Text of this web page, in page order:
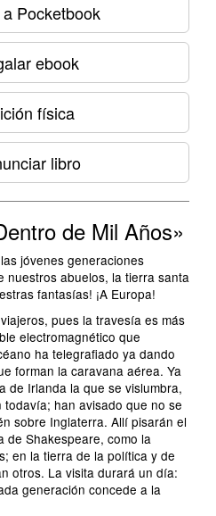
Pocketbook
ebook
física
libro
de Mil Años»
jóvenes generaciones
nuestros abuelos, la tierra santa
fantasías! ¡A Europa!
pues la travesía es más
electromagnético que
ha telegrafiado ya dando
forman la caravana aérea. Ya
de Irlanda la que se vislumbra,
han avisado que no se
sobre Inglaterra. Allí pisarán el
de Shakespeare, como la
en la tierra de la política y de
otros. La visita durará un día:
generación concede a la